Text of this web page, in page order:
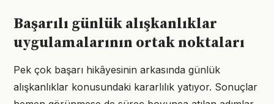
Başarılı günlük alışkanlıklar
uygulamalarının ortak noktaları
Pek çok başarı hikâyesinin arkasında günlük
alışkanlıklar konusundaki kararlılık yatıyor. Sonuçlar